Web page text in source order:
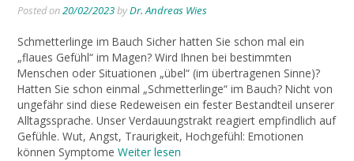
Posted on20/02/2023byDr. Andreas Wies
Schmetterlinge im Bauch Sicher hatten Sie schon mal ein
„flaues Gefühl“ im Magen? Wird Ihnen bei bestimmten
Menschen oder Situationen „übel“ (im übertragenen Sinne)?
Hatten Sie schon einmal „Schmetterlinge“ im Bauch? Nicht von
ungefähr sind diese Redeweisen ein fester Bestandteil unserer
Alltagssprache. Unser Verdauungstrakt reagiert empfindlich auf
Gefühle. Wut, Angst, Traurigkeit, Hochgefühl: Emotionen
können Symptome Weiter lesen